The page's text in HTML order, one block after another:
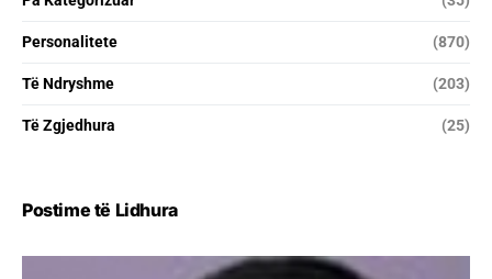
Personalitete (870)
Të Ndryshme (203)
Të Zgjedhura (25)
Postime të Lidhura